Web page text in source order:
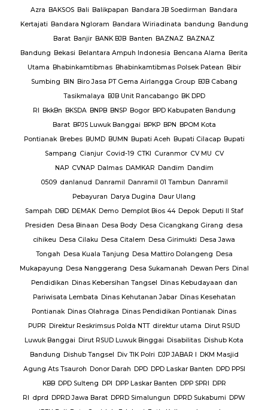
Azra BAKSOS Bali Balikpapan Bandara JB Soedirman Bandara
Kertajati Bandara Ngloram Bandara Wiriadinata bandung Bandung
Barat Banjir BANK BJB Banten BAZNAZ BAZNAZ
Bandung Bekasi Belantara Ampuh Indonesia Bencana Alama Berita
Utama Bhabinkamtibmas Bhabinkamtibmas Polsek Patean Bibir
Sumbing BIN Biro Jasa PT Gema Airlangga Group BJB Cabang
Tasikmalaya BJB Unit Rancabango BK DPD
RI BkkBn BKSDA BNPB BNSP Bogor BPD Kabupaten Bandung
Barat BPJS Luwuk Banggai BPKP BPN BPOM Kota
Pontianak Brebes BUMD BUMN Bupati Aceh Bupati Cilacap Bupati
Sampang Cianjur Covid-19 CTKI Curanmor CV MU CV
NAP CVNAP Dalmas DAMKAR Dandim Dandim
0509 danlanud Danramil Danramil 01 Tambun Danramil
Pebayuran Darya Dugina Daur Ulang
Sampah DBD DEMAK Demo Demplot Bios 44 Depok Deputi II Staf
Presiden Desa Binaan Desa Body Desa Cicangkang Girang desa
cihikeu Desa Cilaku Desa Citalem Desa Girimukti Desa Jawa
Tongah Desa Kuala Tanjung Desa Mattiro Dolangeng Desa
Mukapayung Desa Nanggerang Desa Sukamanah Dewan Pers Dinal
Pendidikan Dinas Kebersihan Tangsel Dinas Kebudayaan dan
Pariwisata Lembata Dinas Kehutanan Jabar Dinas Kesehatan
Pontianak Dinas Olahraga Dinas Pendidikan Pontianak Dinas
PUPR Direktur Reskrimsus Polda NTT direktur utama Dirut RSUD
Luwuk Banggai Dirut RSUD Luwuk Binggai Disabilitas Dishub Kota
Bandung Dishub Tangsel Div TIK Polri DJP JABAR I DKM Masjid
Agung Ats Tsauroh Donor Darah DPD DPD Laskar Banten DPD PPSI
KBB DPD Sulteng DPI DPP Laskar Banten DPP SPRI DPR
RI dprd DPRD Jawa Barat DPRD Simalungun DPRD Sukabumi DPW